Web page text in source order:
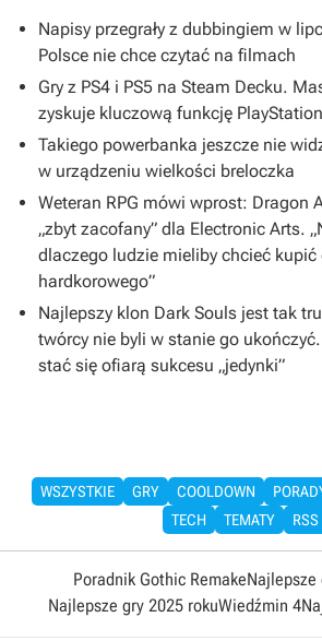
Napisy przegrały z dubbingiem w
Polsce nie chce czytać na filmach
Gry z PS4 i PS5 na Steam Decku.
zyskuje kluczową funkcję
Takiego powerbanka jeszcze nie
w urządzeniu wielkości breloczka
Weteran RPG mówi wprost: Dragon
„zbyt zacofany” dla Electronic Arts.
dlaczego ludzie mieliby chcieć kupić
hardkorowego”
Najlepszy klon Dark Souls jest tak
twórcy nie byli w stanie go
stać się ofiarą sukcesu „jedynki”
WSZYSTKIE GRY COOLDOWN
TECH
TEMATY RSS
Poradnik Gothic RemakeNajlepsze
Najlepsze gry 2025 rokuWiedźmin 4